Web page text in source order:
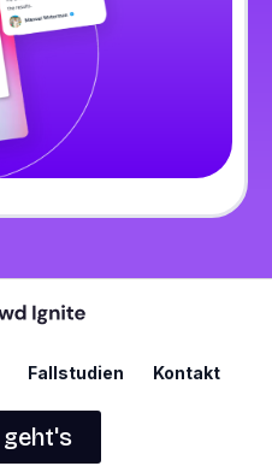
Fallstudien Kontakt
geht's